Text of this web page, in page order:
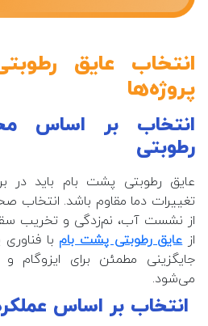
انتخاب عایق
پروژه‌ها
انتخاب بر اساس
رطوبتی
تغییرات دما مقاوم باشد. انتخاب
از نشست آب، نم‌زدگی و تخریب
ازعایق رطوبتی پشت بام با
جایگزینی مطمئن برای
می‌شود.
انتخاب بر اساس